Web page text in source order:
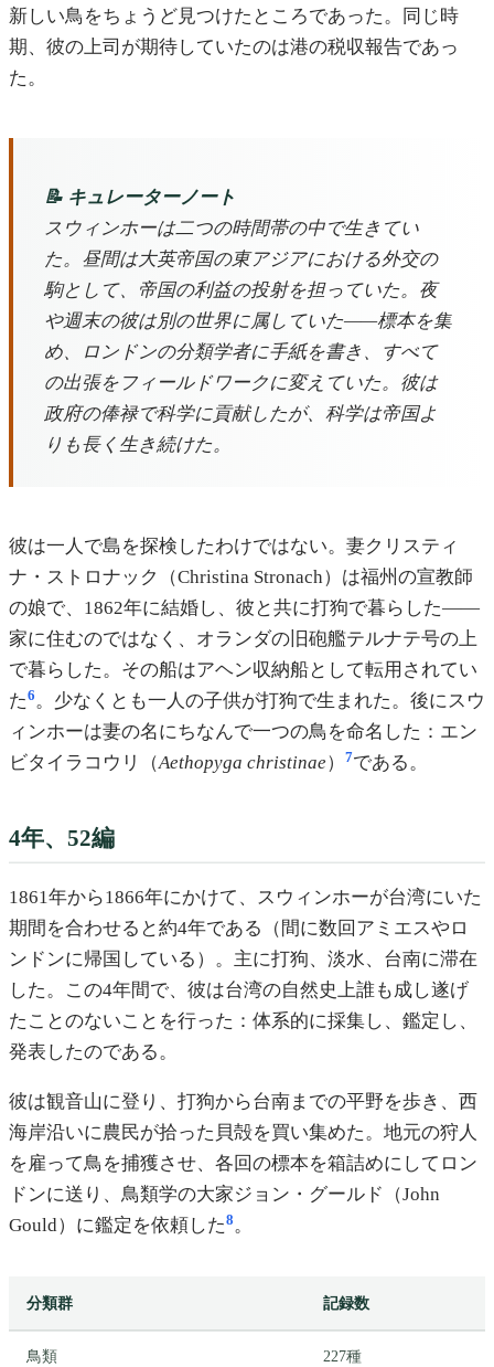
新しい鳥をちょうど見つけたところであった。同じ時
期、彼の上司が期待していたのは港の税収報告であっ
た。
📝 キュレーターノート
スウィンホーは二つの時間帯の中で生きてい
た。昼間は大英帝国の東アジアにおける外交の
駒として、帝国の利益の投射を担っていた。夜
や週末の彼は別の世界に属していた——標本を集
め、ロンドンの分類学者に手紙を書き、すべて
の出張をフィールドワークに変えていた。彼は
政府の俸禄で科学に貢献したが、科学は帝国よ
りも長く生き続けた。
彼は一人で島を探検したわけではない。妻クリスティ
ナ・ストロナック（Christina Stronach）は福州の宣教師
の娘で、1862年に結婚し、彼と共に打狗で暮らした——
家に住むのではなく、オランダの旧砲艦テルナテ号の上
で暮らした。その船はアヘン収納船として転用されてい
た6。少なくとも一人の子供が打狗で生まれた。後にスウ
ィンホーは妻の名にちなんで一つの鳥を命名した：エン
ビタイラコウリ（Aethopyga christinae） 7である。
4年、52編
1861年から1866年にかけて、スウィンホーが台湾にいた
期間を合わせると約4年である（間に数回アミエスやロ
ンドンに帰国している）。主に打狗、淡水、台南に滞在
した。この4年間で、彼は台湾の自然史上誰も成し遂げ
たことのないことを行った：体系的に採集し、鑑定し、
発表したのである。
彼は観音山に登り、打狗から台南までの平野を歩き、西
海岸沿いに農民が拾った貝殻を買い集めた。地元の狩人
を雇って鳥を捕獲させ、各回の標本を箱詰めにしてロン
ドンに送り、鳥類学の大家ジョン・グールド（John
Gould）に鑑定を依頼した8。
分類群 記録数
鳥類 227種